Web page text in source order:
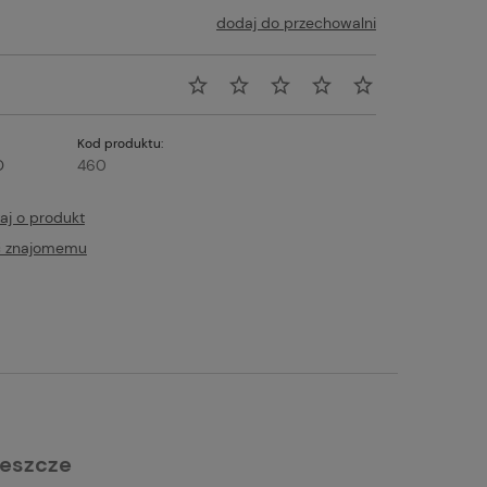
dodaj do przechowalni
Kod produktu:
460
o produkt
znajomemu